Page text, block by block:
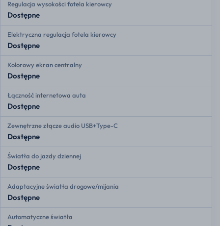
Regulacja wysokości fotela kierowcy
Dostępne
Elektryczna regulacja fotela kierowcy
Dostępne
Kolorowy ekran centralny
Dostępne
Łączność internetowa auta
Dostępne
Zewnętrzne złącze audio USB+Type-C
Dostępne
Światła do jazdy dziennej
Dostępne
Adaptacyjne światła drogowe/mijania
Dostępne
Automatyczne światła